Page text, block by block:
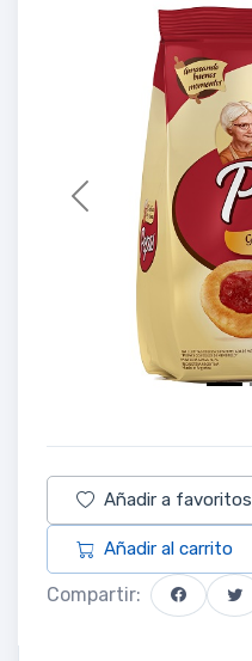
Previous
Añadir a favoritos
Añadir al carrito
Compartir: